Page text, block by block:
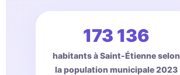
173 136
habitants à Saint-Étienne selon
la population municipale 2023